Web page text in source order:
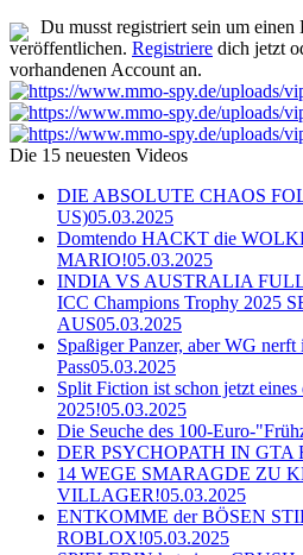
Du musst registriert sein um einen
veröffentlichen. Registriere dich jetzt
vorhandenen Account an.
Die 15 neuesten Videos
DIE ABSOLUTE CHAOS
US)05.03.2025
Domtendo HACKT die
MARIO!05.03.2025
INDIA VS AUSTRALIA
ICC Champions Trophy 2025
AUS05.03.2025
Spaßiger Panzer, aber WG
Pass05.03.2025
Split Fiction ist schon jetzt eines
2025!05.03.2025
Die Seuche des 100-Euro-
DER PSYCHOPATH IN GTA
14 WEGE SMARAGDE ZU
VILLAGER!05.03.2025
ENTKOMME der BÖSEN
ROBLOX!05.03.2025